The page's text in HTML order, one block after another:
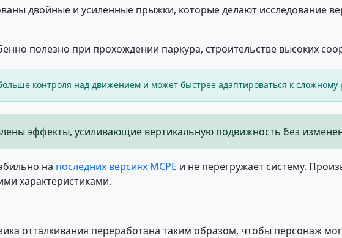
двойные и усиленные прыжки, которые делают исследование
полезно при прохождении паркура, строительстве высоких
контроля над движением и может быстрее адаптироваться к сложному
эффекты, усиливающие вертикальную подвижность без
на последних версиях MCPE и не перегружает систему.
характеристиками.
отталкивания переработана таким образом, чтобы персонаж